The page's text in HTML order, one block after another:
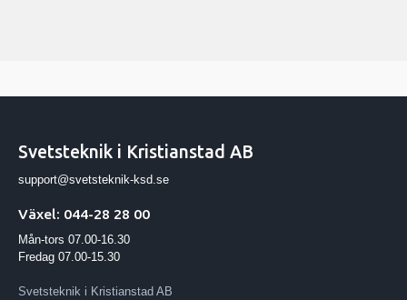
Svetsteknik i Kristianstad AB
support@svetsteknik-ksd.se
Växel: 044-28 28 00
Mån-tors 07.00-16.30
Fredag 07.00-15.30
Svetsteknik i Kristianstad AB